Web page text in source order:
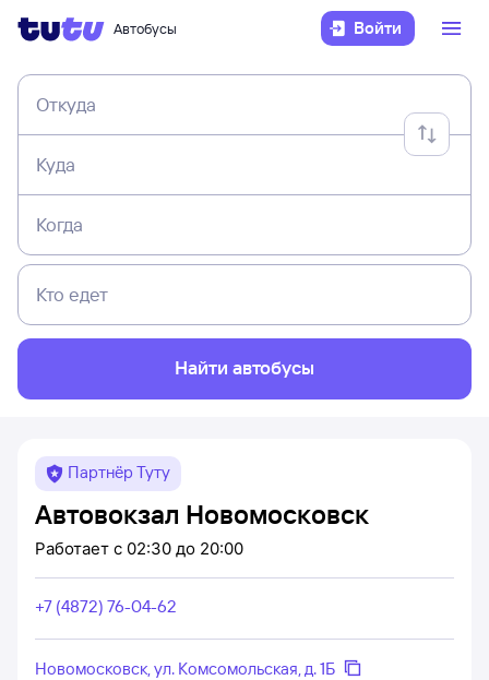
Автобусы Войти
Откуда
Куда
Когда
Кто едет
Найти автобусы
Партнёр Туту
Автовокзал Новомосковск
Работает с 02:30 до 20:00
+7 (4872) 76-04-62
Новомосковск, ул. Комсомольская, д. 1Б